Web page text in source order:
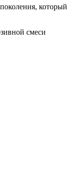
который
смеси